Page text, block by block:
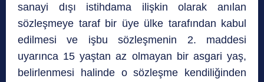
sanayi dışı istihdama ilişkin olarak anılan
sözleşmeye taraf bir üye ülke tarafından kabul
edilmesi ve işbu sözleşmenin 2. maddesi
uyarınca 15 yaştan az olmayan bir asgari yaş,
belirlenmesi halinde o sözleşme kendiliğinden